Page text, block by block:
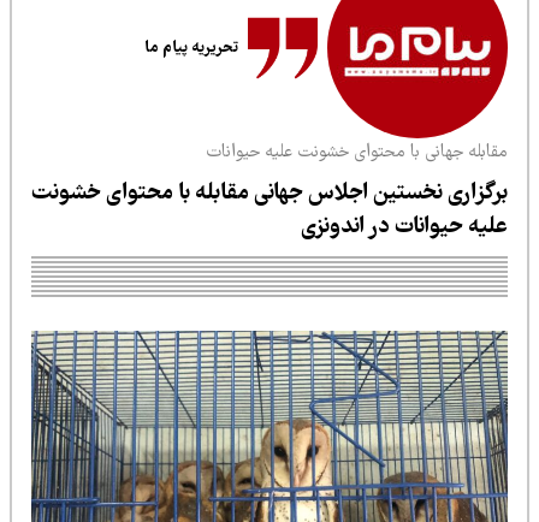
تحریریه پیام ما
جهانی با محتوای خشونت علیه حیوانات
نخستین اجلاس جهانی مقابله با محتوای خشونت
حیوانات در اندونزی